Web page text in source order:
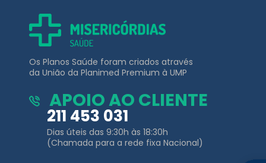
Os Planos Saúde foram criados através
da União da Planimed Premium à UMP
APOIO AO CLIENTE
211 453 031
(Chamada para a rede fixa Nacional)
EMAIL
clientes@misericordiassaude.pt